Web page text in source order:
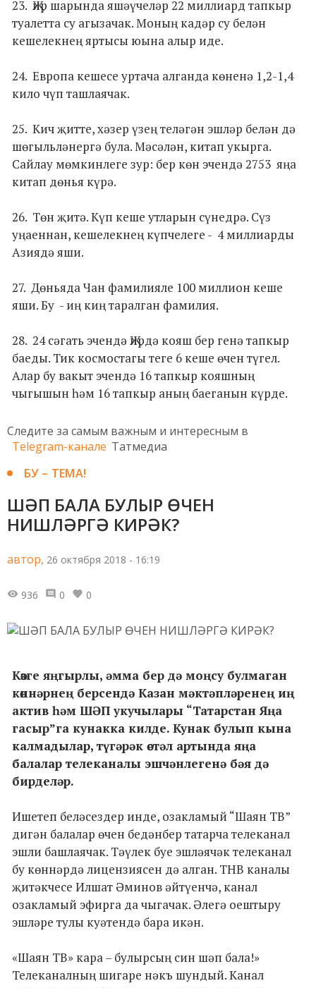
23. Җир шарында яшәүчеләр 22 миллиард тапкыр
туалетта су агызачак. Моның кадәр су белән
кешелекнең яртысы юына алыр иде.
24. Европа кешесе уртача алганда көненә 1,2-1,4
кило чүп ташлаячак.
25. Кич җитте, хәзер үзең теләгән эшләр белән дә
шөгыльләнергә була. Мәсәлән, китап укырга.
Сайлау мөмкинлеге зур: бер көн эчендә 2753 яңа
китап дөнья күрә.
26. Төн җитә. Күп кеше утларын сүнедрә. Сүз
уңаеннан, кешелекнең күпчелеге - 4 миллиарды
Азиядә яши.
27. Дөньяда Чан фамилияле 100 миллион кеше
яши. Бу - иң киң таралган фамилия.
28. 24 сәгать эчендә Җирдә кояш бер генә тапкыр
баеды. Тик космостагы теге 6 кеше өчен түгел.
Алар бу вакыт эчендә 16 тапкыр кояшның
чыгышын һәм 16 тапкыр аның баеганын күрде.
Следите за самым важным и интересным в
Telegram-канале Татмедиа
БУ – ТЕМА!
ШӘП БАЛА БУЛЫР ӨЧЕН
НИШЛӘРГӘ КИРӘК?
автор, 26 октября 2018 - 16:19
936 0 0
Көзге яңгырлы, әмма бер дә моңсу булмаган
көннәрнең берсендә Казан мәктәпләренең иң
актив һәм ШӘП укучылары “Татарстан Яңа
гасыр”га кунакка килде. Кунак булып кына
калмадылар, түгәрәк өстәл артында яңа
балалар телеканалы эшчәнлегенә бәя дә
бирделәр.
Ишетеп беләсездер инде, озакламый “Шаян ТВ”
дигән балалар өчен бедәнбер татарча телеканал
эшли башлаячак. Тәүлек буе эшләячәк телеканал
бу көннәрдә лицензиясен дә алган. ТНВ каналы
җитәкчесе Илшат Әминов әйтүенчә, канал
озакламый эфирга да чыгачак. Әлегә оештыру
эшләре тулы куәтендә бара икән.
«Шаян ТВ» кара – булырсың син шәп бала!»
Телеканалның шигаре нәкъ шундый. Канал